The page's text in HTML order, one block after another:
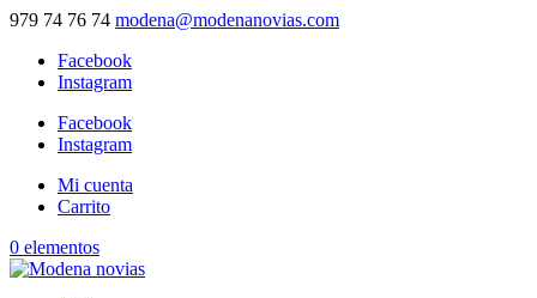
979 74 76 74 modena@modenanovias.com
Facebook
Instagram
Facebook
Instagram
Mi cuenta
Carrito
0 elementos